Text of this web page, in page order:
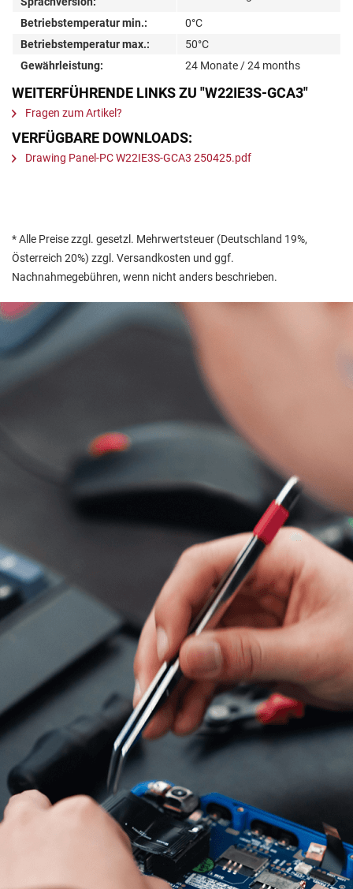
Betriebstemperatur min.:
0°C
Betriebstemperatur max.:
50°C
Gewährleistung:
24 Monate / 24 months
WEITERFÜHRENDE LINKS ZU "W22IE3S-GCA3"
Fragen zum Artikel?
VERFÜGBARE DOWNLOADS:
Drawing Panel-PC W22IE3S-GCA3 250425.pdf
* Alle Preise zzgl. gesetzl. Mehrwertsteuer (Deutschland 19%,
Österreich 20%) zzgl. Versandkosten und ggf.
Nachnahmegebühren, wenn nicht anders beschrieben.